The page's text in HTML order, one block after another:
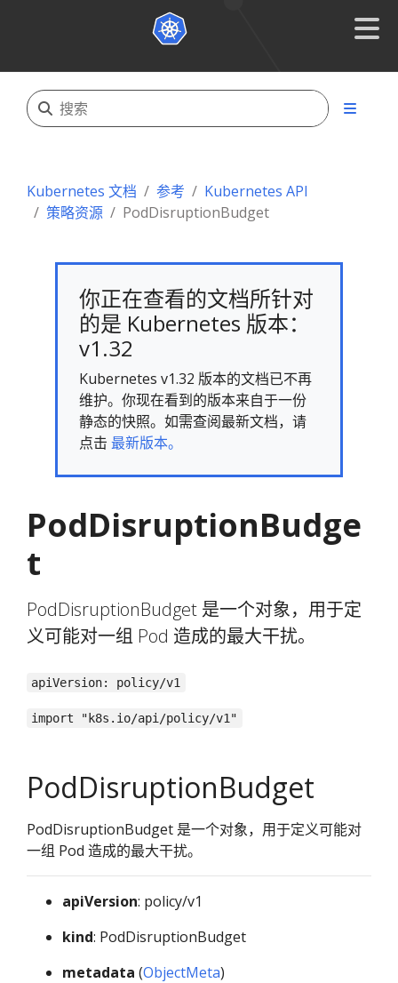
Kubernetes 文档 参考
Kubernetes API
策略资源
PodDisruptionBudget
你正在查看的文档所针对
的是 Kubernetes 版本：
v1.32
Kubernetes v1.32 版本的文档已不再
维护。你现在看到的版本来自于一份
静态的快照。如需查阅最新文档，请
点击 最新版本。
PodDisruptionBudge
t
PodDisruptionBudget 是一个对象，用于定
义可能对一组 Pod 造成的最大干扰。
apiVersion: policy/v1
import "k8s.io/api/policy/v1"
PodDisruptionBudget
PodDisruptionBudget 是一个对象，用于定义可能对
一组 Pod 造成的最大干扰。
apiVersion: policy/v1
kind: PodDisruptionBudget
metadata (ObjectMeta)